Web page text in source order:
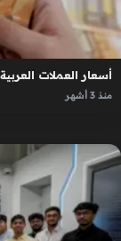
أسعار العملات العربية
منذ 3 أشهر